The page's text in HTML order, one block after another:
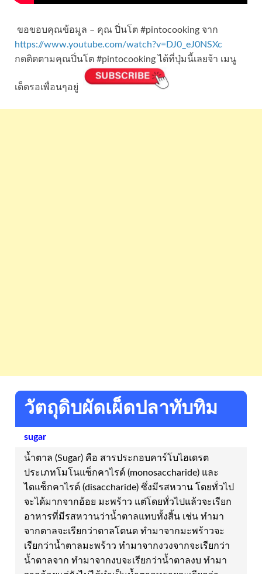
ขอขอบคุณข้อมูล – คุณ ปิ่นโต #pintocooking จาก
https://www.youtube.com/watch?v=DJ0_eJ0NSXc
กดติดตามคุณปิ่นโต #pintocooking ได้ที่ปุ่มนี้เลยจ้า เมนู
เด็ดรอเพื่อนๆอยู่
วัตถุดิบผัดเผ็ดปลาทับทิม
sugar
น้ำตาล (Sugar) คือ สารประกอบคาร์โบไฮเดรต
ประเภทโมโนแซ็กคาไรด์ (monosaccharide) และ
ไดแซ็กคาไรด์ (disaccharide) ซึ่งมีรสหวาน โดยทั่วไป
จะได้มากจากอ้อย มะพร้าว แต่โดยทั่วไปแล้วจะเรียก
อาหารที่มีรสหวานว่าน้ำตาลแทบทั้งสิ้น เช่น ทำมา
จากตาลจะเรียกว่าตาลโตนด ทำมาจากมะพร้าวจะ
เรียกว่าน้ำตาลมะพร้าว ทำมาจากงวงจากจะเรียกว่า
น้ำตาลจาก ทำมาจากงบจะเรียกว่าน้ำตาลงบ ทำมา